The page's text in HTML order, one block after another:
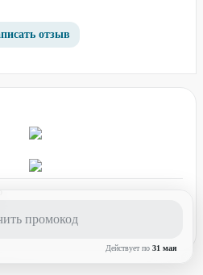
промокод
Действует по 31 мая
отзыв